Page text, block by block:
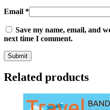
Email *
Save my name, email, and
next time I comment.
Related products